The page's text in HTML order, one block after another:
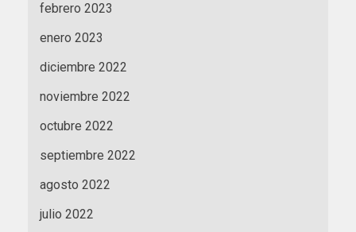
febrero 2023
enero 2023
diciembre 2022
noviembre 2022
octubre 2022
septiembre 2022
agosto 2022
julio 2022